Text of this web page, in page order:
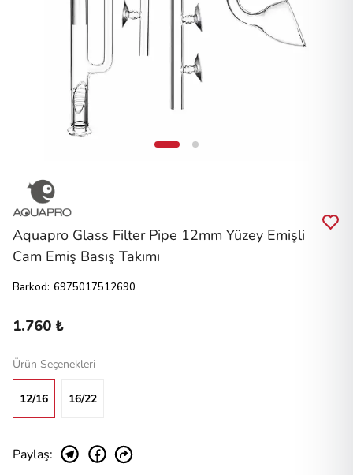
Aquapro Glass Filter Pipe 12mm Yüzey Emişli
Cam Emiş Basış Takımı
Barkod: 6975017512690
1.760 ₺
Ürün Seçenekleri
12/16 16/22
Paylaş: